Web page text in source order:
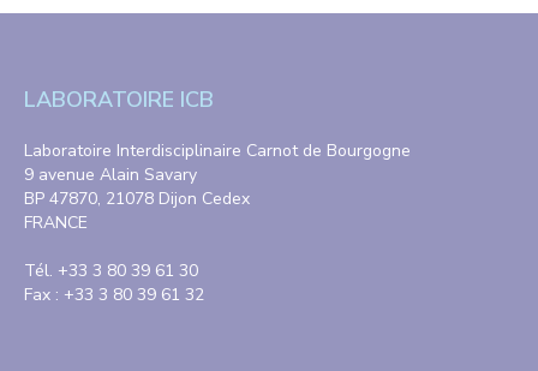
LABORATOIRE ICB
Laboratoire Interdisciplinaire Carnot de Bourgogne
9 avenue Alain Savary
BP 47870, 21078 Dijon Cedex
FRANCE
Tél. +33 3 80 39 61 30
Fax : +33 3 80 39 61 32